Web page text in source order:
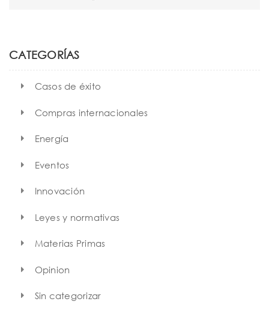
h
CATEGORÍAS
Casos de éxito
Compras internacionales
Energía
Eventos
Innovación
Leyes y normativas
Materias Primas
Opinion
Sin categorizar